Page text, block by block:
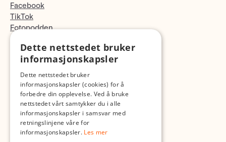
Facebook
TikTok
Fotopodden
Med forbehold om skrive- og lagerfeil
Dette nettstedet bruker
informasjonskapsler
Dette nettstedet bruker
informasjonskapsler (cookies) for å
forbedre din opplevelse. Ved å bruke
nettstedet vårt samtykker du i alle
informasjonskapsler i samsvar med
retningslinjene våre for
informasjonskapsler. Les mer